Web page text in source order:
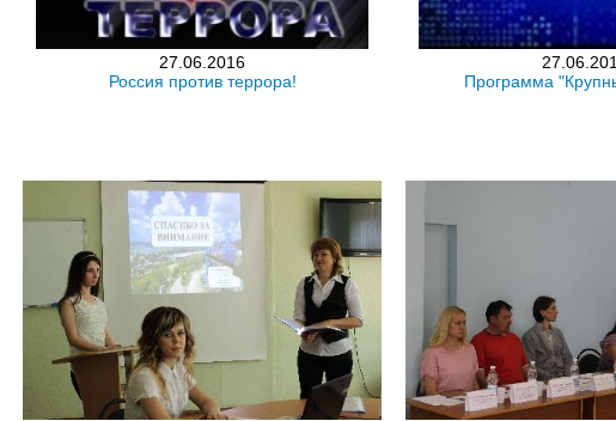
27.06.2016
Россия против террора!
Программа